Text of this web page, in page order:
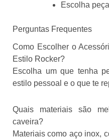
Escolha
Perguntas Frequentes
Como Escolher o
Estilo Rocker?
Escolha um que tenha
estilo pessoal e o que te
Quais materiais são
caveira?
Materiais como aço inox,